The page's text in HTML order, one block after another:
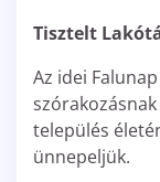
Tisztelt
Az idei
település
ünnepeljük.